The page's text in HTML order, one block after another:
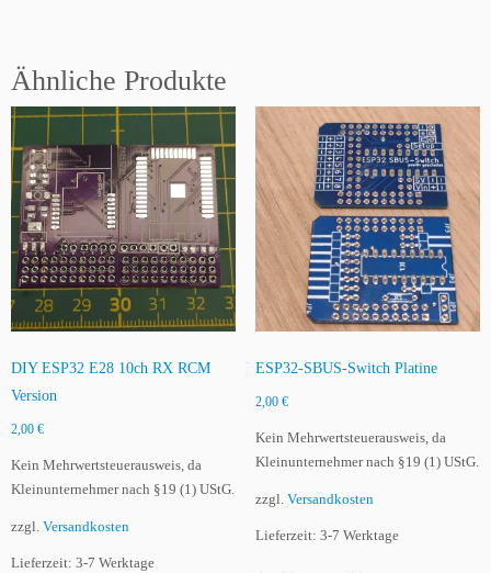
g
a
t
i
v
e
s
a
l
t
d
M
e
Ähnliche Produkte
DIY ESP32 E28 10ch RX RCM
Version
2,00 €
Kein Mehrwertsteuerausweis, da
Kleinunternehmer nach §19 (1) UStG.
zzgl. Versandkosten
Lieferzeit: 3-7 Werktage
ESP32-SBUS-Switch Platine
2,00 €
Kein Mehrwertsteuerausweis, da
Kleinunternehmer nach §19 (1) UStG.
zzgl. Versandkosten
Lieferzeit: 3-7 Werktage